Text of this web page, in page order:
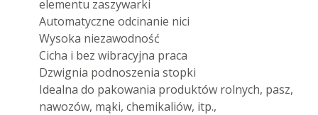
elementu zaszywarki
Automatyczne odcinanie nici
Wysoka niezawodność
Cicha i bez wibracyjna praca
Dzwignia podnoszenia stopki
Idealna do pakowania produktów rolnych, pasz,
nawozów, mąki, chemikaliów, itp.,